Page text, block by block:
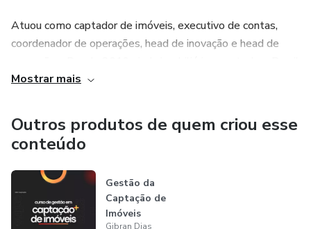
O conteúdo é extenso, rico e, acima de tudo, muito prático.
Ao realizar este curso você estará pronto(a) para trabalhar
espalhadas pelo Brasil - um mercado enorme que carece
#BoraCaptar
Atuou como captador de imóveis, executivo de contas,
coordenador de operações, head de inovação e head de
a prosperarem com captação.
para a minha vida.
Em 2017 eu caí de para-quedas no mercado imobiliário,
sendo um profissional totalmente novato, sem
experiência, sem conhecimento algum.
Mostrar mais
Outros produtos de quem criou esse
conteúdo
Gestão da
Captação de
Imóveis
Gibran Dias